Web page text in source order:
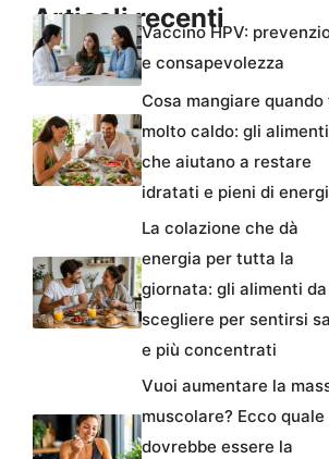
Articoli recenti
Vaccino HPV:
e consapevolezza
Cosa mangiare quando
molto caldo: gli alimenti
che aiutano a restare
idratati e pieni di
La colazione che dà
energia per tutta la
giornata: gli alimenti da
scegliere per sentirsi
e più concentrati
Vuoi aumentare la
muscolare? Ecco quale
dovrebbe essere la